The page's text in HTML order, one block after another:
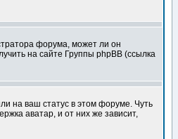
форума, может ли он
на сайте Группы phpBB (ссылка
на ваш статус в этом форуме. Чуть
аватар, и от них же зависит,